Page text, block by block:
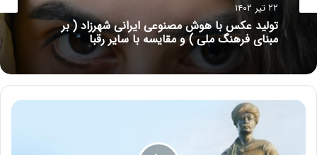
۲۲ تیر ۱۴۰۲
تولید عکس با هوش مصنوعی ایرانی شهرزاد ( بر
مبنای فرهنگ ملی ) و مقایسه با سایر رقبا
ایران در دوران معاصر
۳۱ فروردین ۱۴۰۲
(رخشای نسخه زال) اولین سامانه هوش مصنوعی
ایرانی با تکیه بر دانش فرهنگی و ملی ایرانیان